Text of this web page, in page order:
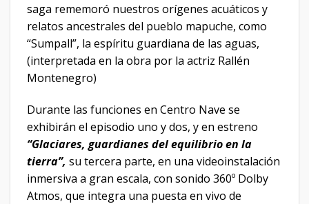
saga rememoró nuestros orígenes acuáticos y
relatos ancestrales del pueblo mapuche, como
“Sumpall”, la espíritu guardiana de las aguas,
(interpretada en la obra por la actriz Rallén
Montenegro)
Durante las funciones en Centro Nave se
exhibirán el episodio uno y dos, y en estreno
“Glaciares, guardianes del equilibrio en la
tierra”, su tercera parte, en una videoinstalación
inmersiva a gran escala, con sonido 360º Dolby
Atmos, que integra una puesta en vivo de